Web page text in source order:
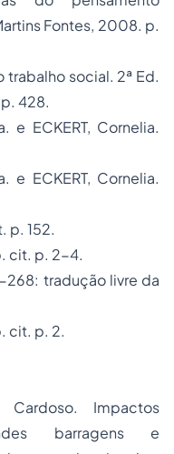
Fontes, 2008. p.
trabalho social. 2ª Ed.
428.
e ECKERT, Cornelia.
e ECKERT, Cornelia.
. p. 152.
cit. p. 2-4.
268: tradução livre da
cit. p. 2.
Cardoso. Impactos
barragens e